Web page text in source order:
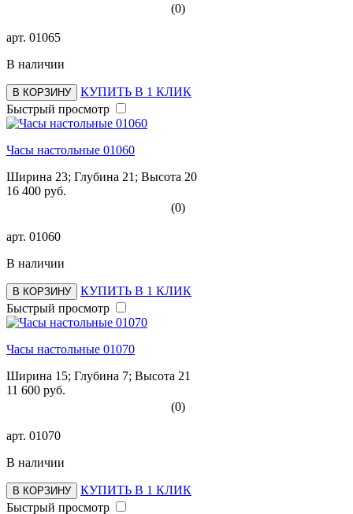
(0)
арт. 01065
В наличии
В КОРЗИНУ
КУПИТЬ В 1 КЛИК
Быстрый просмотр
Часы настольные 01060
Ширина 23; Глубина 21; Высота 20
16 400 руб.
(0)
арт. 01060
В наличии
В КОРЗИНУ
КУПИТЬ В 1 КЛИК
Быстрый просмотр
Часы настольные 01070
Ширина 15; Глубина 7; Высота 21
11 600 руб.
(0)
арт. 01070
В наличии
В КОРЗИНУ
КУПИТЬ В 1 КЛИК
Быстрый просмотр